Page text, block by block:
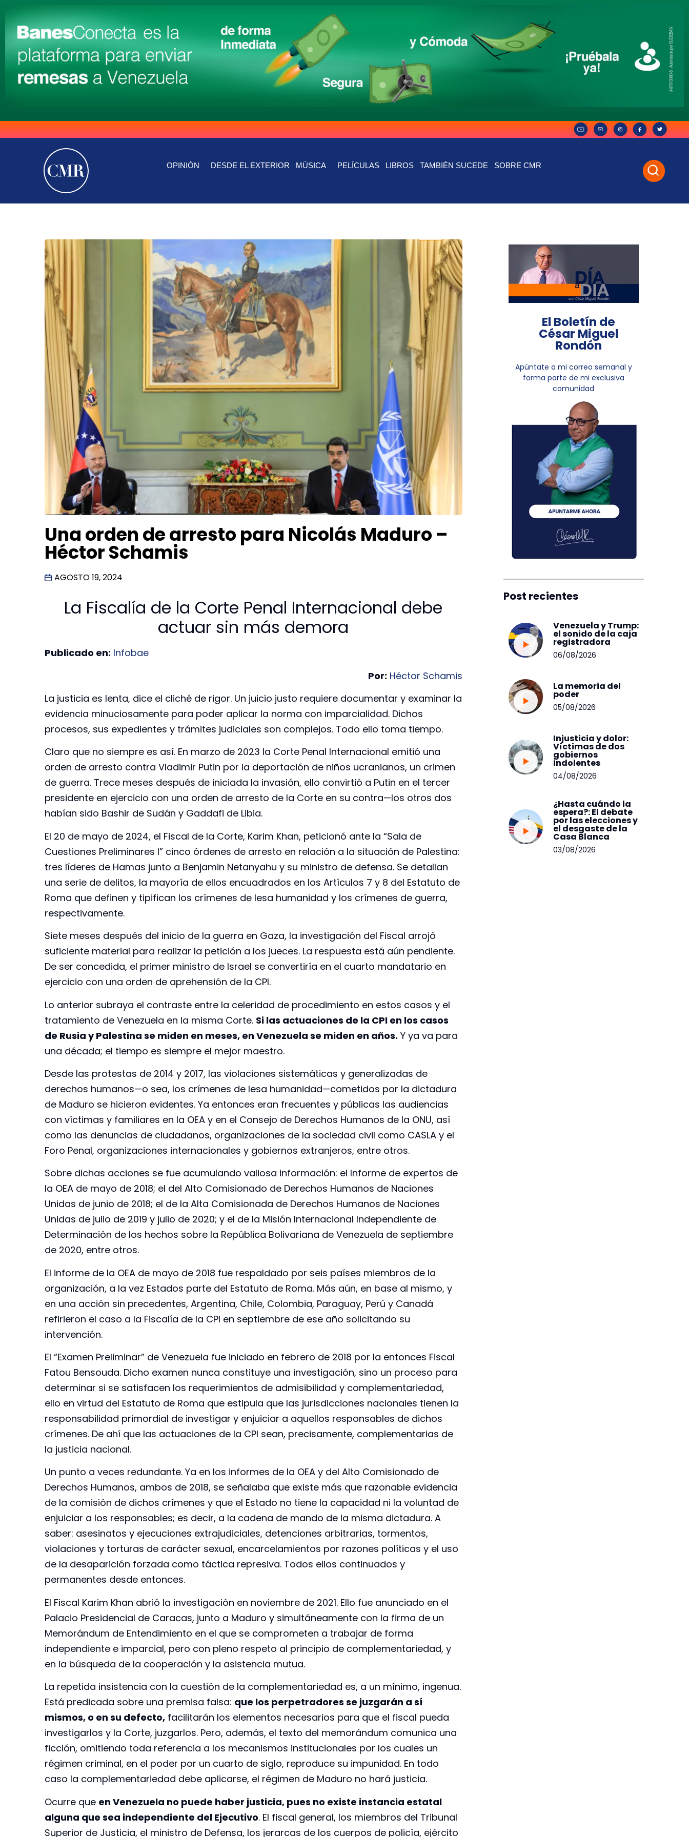
OPINIÓN DESDE EL EXTERIOR MÚSICA PELÍCULAS LIBROS TAMBIÉN SUCEDE SOBRE CMR
Una orden de arresto para Nicolás Maduro –
Héctor Schamis
AGOSTO 19, 2024
La Fiscalía de la Corte Penal Internacional debe
actuar sin más demora
Publicado en: Infobae
Por: Héctor Schamis
La justicia es lenta, dice el cliché de rigor. Un juicio justo requiere documentar y examinar la
evidencia minuciosamente para poder aplicar la norma con imparcialidad. Dichos
procesos, sus expedientes y trámites judiciales son complejos. Todo ello toma tiempo.
Claro que no siempre es así. En marzo de 2023 la Corte Penal Internacional emitió una
orden de arresto contra Vladimir Putin por la deportación de niños ucranianos, un crimen
de guerra. Trece meses después de iniciada la invasión, ello convirtió a Putin en el tercer
presidente en ejercicio con una orden de arresto de la Corte en su contra—los otros dos
habían sido Bashir de Sudán y Gaddafi de Libia.
El 20 de mayo de 2024, el Fiscal de la Corte, Karim Khan, peticionó ante la “Sala de
Cuestiones Preliminares I” cinco órdenes de arresto en relación a la situación de Palestina:
tres líderes de Hamas junto a Benjamin Netanyahu y su ministro de defensa. Se detallan
una serie de delitos, la mayoría de ellos encuadrados en los Artículos 7 y 8 del Estatuto de
Roma que definen y tipifican los crímenes de lesa humanidad y los crímenes de guerra,
respectivamente.
Siete meses después del inicio de la guerra en Gaza, la investigación del Fiscal arrojó
suficiente material para realizar la petición a los jueces. La respuesta está aún pendiente.
De ser concedida, el primer ministro de Israel se convertiría en el cuarto mandatario en
ejercicio con una orden de aprehensión de la CPI.
Lo anterior subraya el contraste entre la celeridad de procedimiento en estos casos y el
tratamiento de Venezuela en la misma Corte. Si las actuaciones de la CPI en los casos
de Rusia y Palestina se miden en meses, en Venezuela se miden en años. Y ya va para
una década; el tiempo es siempre el mejor maestro.
Desde las protestas de 2014 y 2017, las violaciones sistemáticas y generalizadas de
derechos humanos—o sea, los crímenes de lesa humanidad—cometidos por la dictadura
de Maduro se hicieron evidentes. Ya entonces eran frecuentes y públicas las audiencias
con víctimas y familiares en la OEA y en el Consejo de Derechos Humanos de la ONU, así
como las denuncias de ciudadanos, organizaciones de la sociedad civil como CASLA y el
Foro Penal, organizaciones internacionales y gobiernos extranjeros, entre otros.
Sobre dichas acciones se fue acumulando valiosa información: el Informe de expertos de
la OEA de mayo de 2018; el del Alto Comisionado de Derechos Humanos de Naciones
Unidas de junio de 2018; el de la Alta Comisionada de Derechos Humanos de Naciones
Unidas de julio de 2019 y julio de 2020; y el de la Misión Internacional Independiente de
Determinación de los hechos sobre la República Bolivariana de Venezuela de septiembre
de 2020, entre otros.
El informe de la OEA de mayo de 2018 fue respaldado por seis países miembros de la
organización, a la vez Estados parte del Estatuto de Roma. Más aún, en base al mismo, y
en una acción sin precedentes, Argentina, Chile, Colombia, Paraguay, Perú y Canadá
refirieron el caso a la Fiscalía de la CPI en septiembre de ese año solicitando su
intervención.
El “Examen Preliminar” de Venezuela fue iniciado en febrero de 2018 por la entonces Fiscal
Fatou Bensouda. Dicho examen nunca constituye una investigación, sino un proceso para
determinar si se satisfacen los requerimientos de admisibilidad y complementariedad,
ello en virtud del Estatuto de Roma que estipula que las jurisdicciones nacionales tienen la
responsabilidad primordial de investigar y enjuiciar a aquellos responsables de dichos
crímenes. De ahí que las actuaciones de la CPI sean, precisamente, complementarias de
la justicia nacional.
Un punto a veces redundante. Ya en los informes de la OEA y del Alto Comisionado de
Derechos Humanos, ambos de 2018, se señalaba que existe más que razonable evidencia
de la comisión de dichos crímenes y que el Estado no tiene la capacidad ni la voluntad de
enjuiciar a los responsables; es decir, a la cadena de mando de la misma dictadura. A
saber: asesinatos y ejecuciones extrajudiciales, detenciones arbitrarias, tormentos,
violaciones y torturas de carácter sexual, encarcelamientos por razones políticas y el uso
de la desaparición forzada como táctica represiva. Todos ellos continuados y
permanentes desde entonces.
El Fiscal Karim Khan abrió la investigación en noviembre de 2021. Ello fue anunciado en el
Palacio Presidencial de Caracas, junto a Maduro y simultáneamente con la firma de un
Memorándum de Entendimiento en el que se comprometen a trabajar de forma
independiente e imparcial, pero con pleno respeto al principio de complementariedad, y
en la búsqueda de la cooperación y la asistencia mutua.
La repetida insistencia con la cuestión de la complementariedad es, a un mínimo, ingenua.
Está predicada sobre una premisa falsa: que los perpetradores se juzgarán a sí
mismos, o en su defecto, facilitarán los elementos necesarios para que el fiscal pueda
investigarlos y la Corte, juzgarlos. Pero, además, el texto del memorándum comunica una
ficción, omitiendo toda referencia a los mecanismos institucionales por los cuales un
régimen criminal, en el poder por un cuarto de siglo, reproduce su impunidad. En todo
caso la complementariedad debe aplicarse, el régimen de Maduro no hará justicia.
Ocurre que en Venezuela no puede haber justicia, pues no existe instancia estatal
alguna que sea independiente del Ejecutivo. El fiscal general, los miembros del Tribunal
Superior de Justicia, el ministro de Defensa, los jerarcas de los cuerpos de policía, ejército
El Boletín de
César Miguel
Rondón
Apúntate a mi correo semanal y
forma parte de mi exclusiva
comunidad
Post recientes
Venezuela y Trump:
el sonido de la caja
registradora
06/08/2026
La memoria del
poder
05/08/2026
Injusticia y dolor:
Víctimas de dos
gobiernos
indolentes
04/08/2026
¿Hasta cuándo la
espera?: El debate
por las elecciones y
el desgaste de la
Casa Blanca
03/08/2026